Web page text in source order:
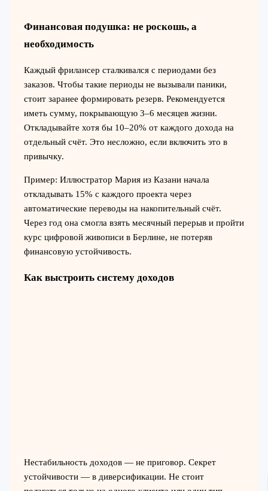
Финансовая подушка: не роскошь, а
необходимость
Каждый фрилансер сталкивался с периодами без
заказов. Чтобы такие периоды не вызывали паники,
стоит заранее формировать резерв. Рекомендуется
иметь сумму, покрывающую 3–6 месяцев жизни.
Откладывайте хотя бы 10–20% от каждого дохода на
отдельный счёт. Это несложно, если включить это в
привычку.
Пример: Иллюстратор Мария из Казани начала
откладывать 15% с каждого проекта через
автоматические переводы на накопительный счёт.
Через год она смогла взять месячный перерыв и пройти
курс цифровой живописи в Берлине, не потеряв
финансовую устойчивость.
Как выстроить систему доходов
Нестабильность доходов — не приговор. Секрет
устойчивости — в диверсификации. Не стоит